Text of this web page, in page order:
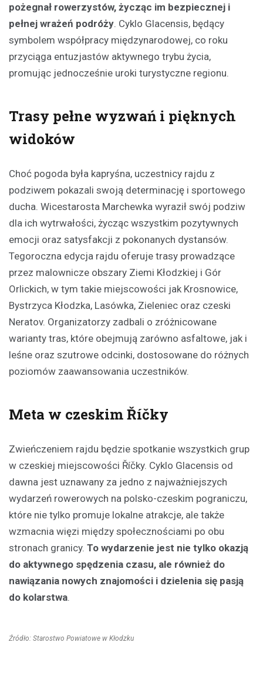
pożegnał rowerzystów, życząc im bezpiecznej i
pełnej wrażeń podróży. Cyklo Glacensis, będący
symbolem współpracy międzynarodowej, co roku
przyciąga entuzjastów aktywnego trybu życia,
promując jednocześnie uroki turystyczne regionu.
Trasy pełne wyzwań i pięknych
widoków
Choć pogoda była kapryśna, uczestnicy rajdu z
podziwem pokazali swoją determinację i sportowego
ducha. Wicestarosta Marchewka wyraził swój podziw
dla ich wytrwałości, życząc wszystkim pozytywnych
emocji oraz satysfakcji z pokonanych dystansów.
Tegoroczna edycja rajdu oferuje trasy prowadzące
przez malownicze obszary Ziemi Kłodzkiej i Gór
Orlickich, w tym takie miejscowości jak Krosnowice,
Bystrzyca Kłodzka, Lasówka, Zieleniec oraz czeski
Neratov. Organizatorzy zadbali o zróżnicowane
warianty tras, które obejmują zarówno asfaltowe, jak i
leśne oraz szutrowe odcinki, dostosowane do różnych
poziomów zaawansowania uczestników.
Meta w czeskim Říčky
Zwieńczeniem rajdu będzie spotkanie wszystkich grup
w czeskiej miejscowości Říčky. Cyklo Glacensis od
dawna jest uznawany za jedno z najważniejszych
wydarzeń rowerowych na polsko-czeskim pograniczu,
które nie tylko promuje lokalne atrakcje, ale także
wzmacnia więzi między społecznościami po obu
stronach granicy. To wydarzenie jest nie tylko okazją
do aktywnego spędzenia czasu, ale również do
nawiązania nowych znajomości i dzielenia się pasją
do kolarstwa.
Źródło: Starostwo Powiatowe w Kłodzku